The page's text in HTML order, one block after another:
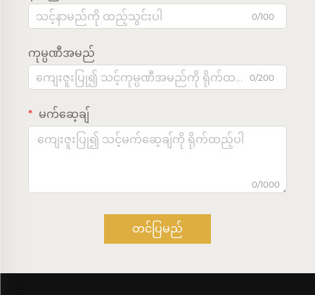
0/100
ကုမ္ပဏီအမည်
0/200
မက်ဆေ့ချ်
0/1000
တင်ပြမည်